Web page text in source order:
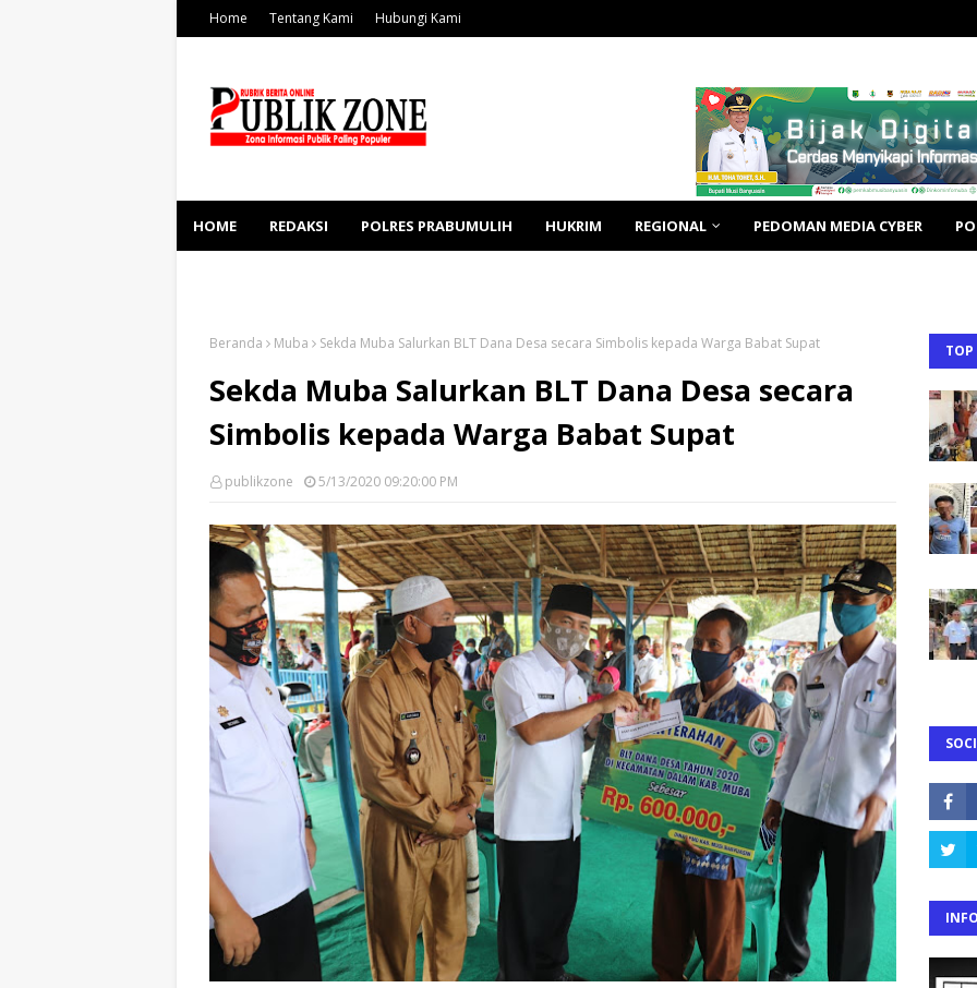
Home Tentang Kami Hubungi Kami
HOME REDAKSI POLRES PRABUMULIH HUKRIM REGIONAL PEDOMAN MEDIA CYBER
Beranda Muba Sekda Muba Salurkan BLT Dana Desa secara Simbolis kepada Warga Babat Supat
Sekda Muba Salurkan BLT Dana Desa secara
Simbolis kepada Warga Babat Supat
publikzone 5/13/2020 09:20:00 PM